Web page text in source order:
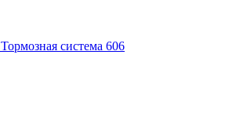
Тормозная система 606